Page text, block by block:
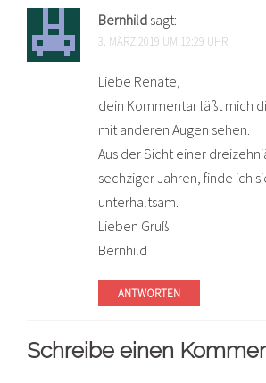
Bernhild sagt:
3. MÄRZ 2019 UM 12:29 UHR
Liebe Renate,
dein Kommentar läßt mich
mit anderen Augen sehen.
Aus der Sicht einer
sechziger Jahren, finde ich
unterhaltsam.
Lieben Gruß
Bernhild
ANTWORTEN
Schreibe einen